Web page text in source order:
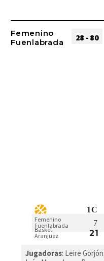
Femenino
Fuenlabrada
28 - 80
1C
Femenino
Fuenlabrada
7
Basket
Aranjuez
21
Jugadoras: Leire